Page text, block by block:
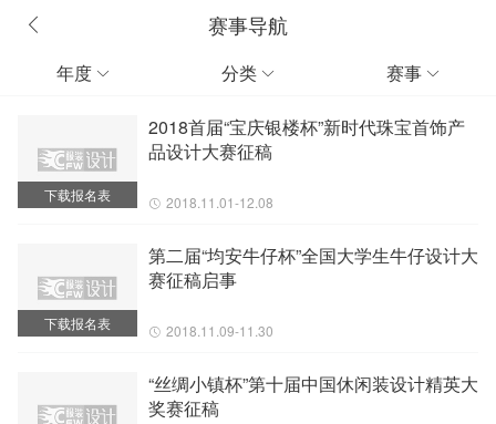
赛事导航
年度  分类  赛事 
下载报名表
2018首届“宝庆银楼杯”新时代珠宝首饰产
品设计大赛征稿
2018.11.01-12.08
下载报名表
第二届“均安牛仔杯”全国大学生牛仔设计大
赛征稿启事
2018.11.09-11.30
“丝绸小镇杯”第十届中国休闲装设计精英大
奖赛征稿